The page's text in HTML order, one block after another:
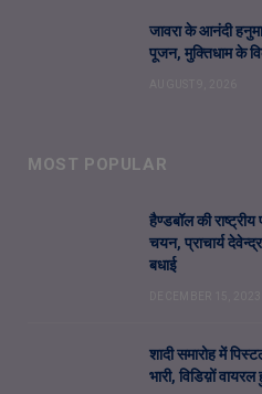
जावरा के आनंदी
पूजन, मुक्तिधाम के
MOST POPULAR
हैण्डबॉल की
चयन, प्राचार्य
बधाई
शादी समारोह में
भारी, विडिय़ों